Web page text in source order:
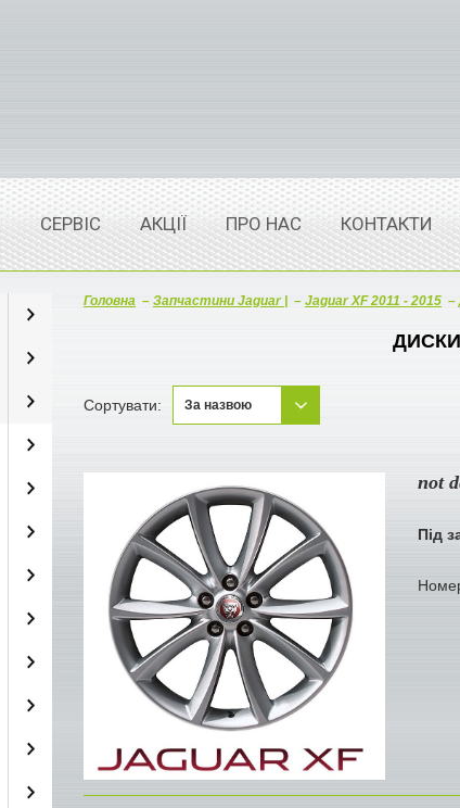
СЕРВІС АКЦІЇ ПРО НАС КОНТАКТИ
Головна – Запчастини Jaguar | – Jaguar XF 2011 - 2015 –
Сортувати: За назвою
not
Під